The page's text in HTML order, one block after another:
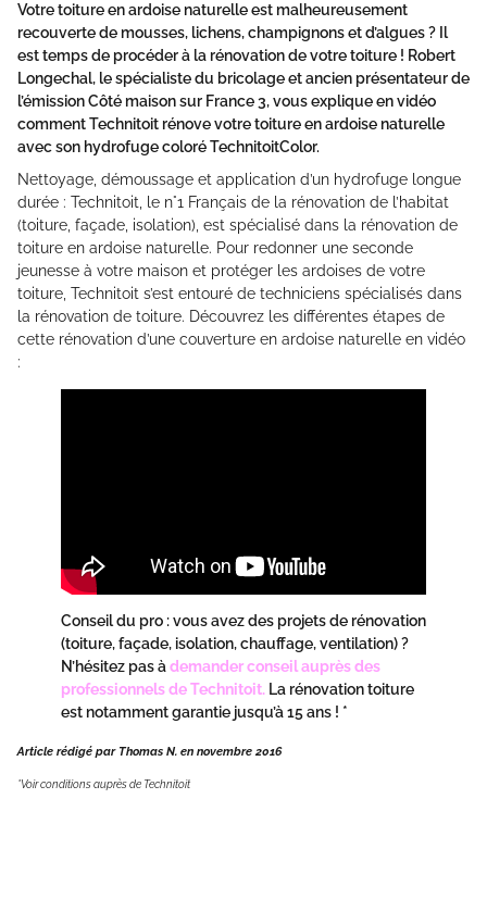
Votre toiture en ardoise naturelle est malheureusement
recouverte de mousses, lichens, champignons et d’algues ? Il
est temps de procéder à la rénovation de votre toiture ! Robert
Longechal, le spécialiste du bricolage et ancien présentateur de
l’émission Côté maison sur France 3, vous explique en vidéo
comment Technitoit rénove votre toiture en ardoise naturelle
avec son hydrofuge coloré TechnitoitColor.
Nettoyage, démoussage et application d’un hydrofuge longue
durée : Technitoit, le n°1 Français de la rénovation de l’habitat
(toiture, façade, isolation), est spécialisé dans la rénovation de
toiture en ardoise naturelle. Pour redonner une seconde
jeunesse à votre maison et protéger les ardoises de votre
toiture, Technitoit s’est entouré de techniciens spécialisés dans
la rénovation de toiture. Découvrez les différentes étapes de
cette rénovation d’une couverture en ardoise naturelle en vidéo
:
Conseil du pro : vous avez des projets de rénovation
(toiture, façade, isolation, chauffage, ventilation) ?
N’hésitez pas àdemander conseil auprès des
professionnels de Technitoit. La rénovation toiture
est notamment garantie jusqu’à 15 ans ! *
Article rédigé par Thomas N. en novembre 2016
*Voir conditions auprès de Technitoit